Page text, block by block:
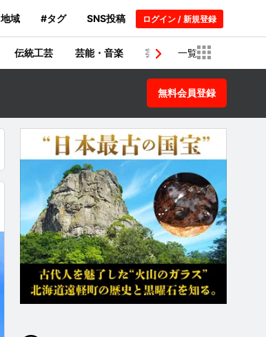
地域 #タグ SNS投稿 ログイン / 新規登録
伝統工芸 芸能・音楽 芸術・建築物
一覧
無料会員登録